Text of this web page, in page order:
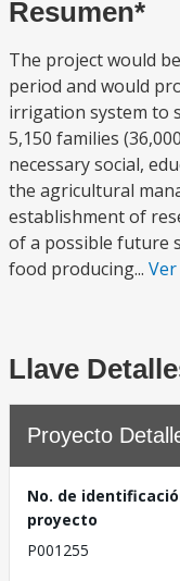
Resumen*
The project would
period and would
irrigation system to
5,150 families
necessary social,
the agricultural
establishment of
of a possible future
food producing...
Llave
Proyecto
No. de
proyecto
P001255